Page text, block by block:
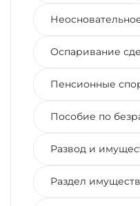
Оспаривание
Пенсионные
Пособие по
Развод и
Раздел